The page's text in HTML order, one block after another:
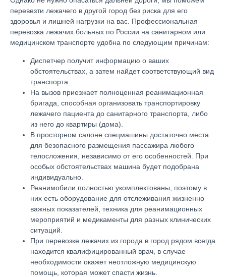
перевезти лежачего в другой город без риска для его
здоровья и лишней нагрузки на вас. Профессиональная
перевозка лежачих больных по России на санитарном или
медицинском транспорте удобна по следующим причинам:
Диспетчер получит информацию о ваших
обстоятельствах, а затем найдет соответствующий вид
транспорта.
На вызов приезжает полноценная реанимационная
бригада, способная организовать транспортировку
лежачего пациента до санитарного транспорта, либо
из него до квартиры (дома).
В просторном салоне спецмашины достаточно места
для безопасного размещения пассажира любого
телосложения, независимо от его особенностей. При
особых обстоятельствах машина будет подобрана
индивидуально.
Реанимобили полностью укомплектованы, поэтому в
них есть оборудование для отслеживания жизненно
важных показателей, техника для реанимационных
мероприятий и медикаменты для разных клинических
ситуаций.
При перевозке лежачих из города в город рядом всегда
находится квалифицированный врач, в случае
необходимости окажет неотложную медицинскую
помощь, которая может спасти жизнь.